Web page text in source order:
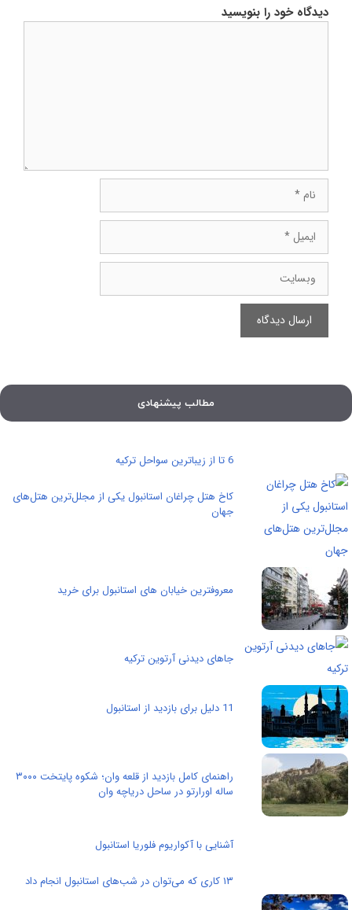
دیدگاه خود را بنویسید
ایمیل
وبسایت
مطالب پیشنهادی
6 تا از زیباترین سواحل ترکیه
کاخ هتل چراغان استانبول یکی از مجلل‌ترین هتل‌های
جهان
معروفترین خیابان های استانبول برای خرید
جاهای دیدنی آرتوین ترکیه
11 دلیل برای بازدید از استانبول
راهنمای کامل بازدید از قلعه وان؛ شکوه پایتخت ۳۰۰۰
ساله اورارتو در ساحل دریاچه وان
آشنایی با آکواریوم فلوریا استانبول
۱۳ کاری که می‌توان در شب‌های استانبول انجام داد